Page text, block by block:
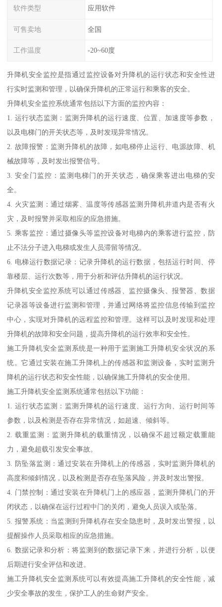
软件类型 应用软件
可售卖地 全国
工作温度 -20~60度
升降机安全监控是指通过监控设备对升降机的运行状态和安全性进
行实时监测和管理，以确保升降机的正常运行和乘客的安全。
升降机安全监控系统通常包括以下方面的监控内容：
1. 运行状态监测：监测升降机的运行速度、位置、加速度等参数，
以及电梯门的开关状态等，及时发现异常情况。
2. 故障报警：监测升降机的故障，如电梯停止运行、电源故障、机
械故障等，及时发出报警信号。
3. 安全门监控：监测电梯门的开关状态，确保乘客进出电梯的安
全。
4. 火灾监测：通过烟雾、温度等传感器监测升降机井道内是否有火
灾，及时报警并采取相应的应急措施。
5. 乘客监控：通过摄像头等监控设备对电梯内的乘客进行监控，防
止不法分子进入电梯或发生人员滞留等情况。
6. 电梯运行数据记录：记录升降机的运行数据，包括运行时间、停
靠楼层、运行次数等，用于分析和评估升降机的运行状况。
升降机安全监控系统可以通过传感器、监控摄像头、报警器、数据
记录器等设备进行监测和管理，并通过网络将监控信息传输到监控
中心，实现对升降机的远程监控和管理。这样可以及时发现和处理
升降机的故障和安全问题，提高升降机的运行效率和安全性。
施工升降机安全监测系统是一种用于监测施工升降机安全状况的系
统。它通过安装在施工升降机上的传感器和监测设备，实时监测升
降机的运行状态和安全性能，以确保施工升降机的安全使用。
施工升降机安全监测系统通常包括以下功能：
1. 运行状态监测：监测升降机的运行速度、运行方向、运行时间等
参数，以及检测是否存在异常情况，如超速、倾斜等。
2. 载重监测：监测升降机的载重情况，以确保不超过额定载重能
力，避免超载引发安全事故。
3. 防坠落监测：通过安装在升降机上的传感器，实时监测升降机的
高度和倾斜情况，以及检测是否存在坠落风险，并及时发出警报。
4. 门禁控制：通过安装在升降机门上的感应器，监测升降机门的开
闭状态，以确保在运行过程中门的关闭，避免人员误入或坠落。
5. 报警系统：当监测到升降机存在安全隐患时，及时发出警报，以
提醒操作人员采取相应的应急措施。
6. 数据记录和分析：将监测到的数据记录下来，并进行分析，以便
后期进行安全评估和改进。
施工升降机安全监测系统可以有效提高施工升降机的安全性能，减
少安全事故的发生，保护工人的生命财产安全。